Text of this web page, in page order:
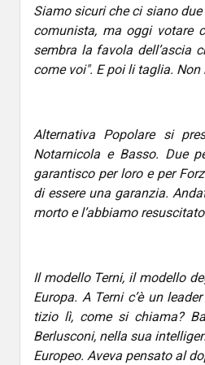
Siamo sicuri che ci siano
comunista, ma oggi votare
sembra la favola dell’ascia
come voi". E poi li taglia.
Alternativa Popolare si
Notarnicola e Basso. Due
garantisco per loro e per
di essere una garanzia.
morto e l’abbiamo
Il modello Terni, il modello
Europa. A Terni c’è un
tizio lì, come si chiama?
Berlusconi, nella sua
Europeo. Aveva pensato al